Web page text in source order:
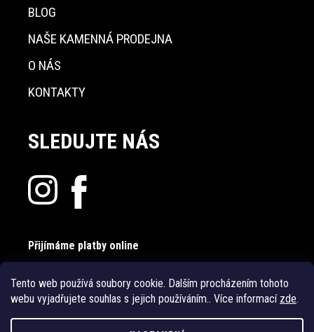
Tento web používá soubory cookie. Dalším procházením tohoto
webu vyjadřujete souhlas s jejich používáním.. Více informací zde.
BLOG
NAŠE KAMENNÁ PRODEJNA
O NÁS
KONTAKTY
SLEDUJTE NÁS
Přijímáme platby online